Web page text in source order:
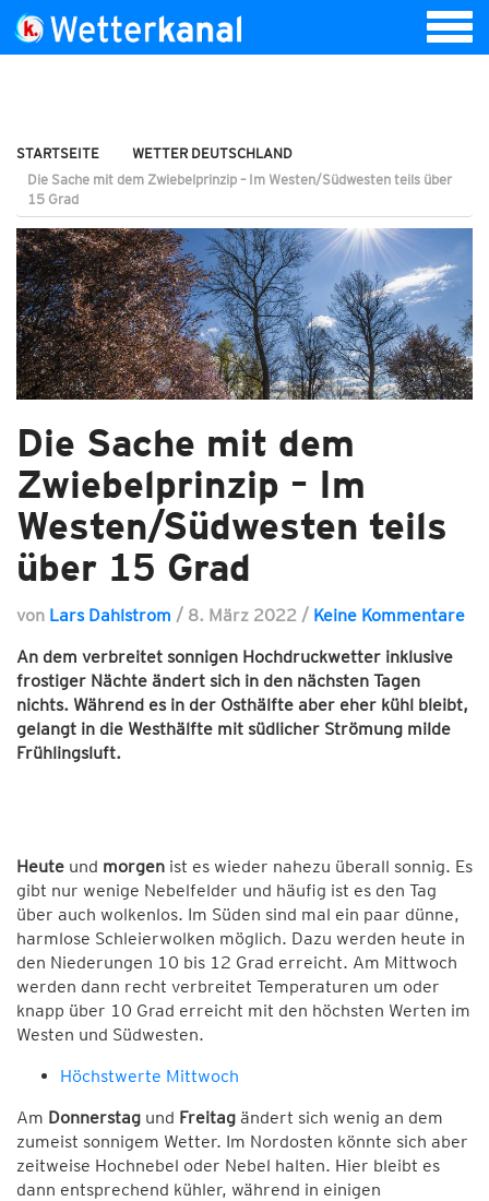
STARTSEITE
WETTER DEUTSCHLAND
Die Sache mit dem Zwiebelprinzip – Im Westen/Südwesten teils über
15 Grad
Die Sache mit dem
Zwiebelprinzip – Im
Westen/Südwesten teils
über 15 Grad
von Lars Dahlstrom / 8. März 2022 / Keine Kommentare
An dem verbreitet sonnigen Hochdruckwetter inklusive
frostiger Nächte ändert sich in den nächsten Tagen
nichts. Während es in der Osthälfte aber eher kühl bleibt,
gelangt in die Westhälfte mit südlicher Strömung milde
Frühlingsluft.
Heute und morgen ist es wieder nahezu überall sonnig. Es
gibt nur wenige Nebelfelder und häufig ist es den Tag
über auch wolkenlos. Im Süden sind mal ein paar dünne,
harmlose Schleierwolken möglich. Dazu werden heute in
den Niederungen 10 bis 12 Grad erreicht. Am Mittwoch
werden dann recht verbreitet Temperaturen um oder
knapp über 10 Grad erreicht mit den höchsten Werten im
Westen und Südwesten.
Höchstwerte Mittwoch
Am Donnerstag und Freitag ändert sich wenig an dem
zumeist sonnigem Wetter. Im Nordosten könnte sich aber
zeitweise Hochnebel oder Nebel halten. Hier bleibt es
dann entsprechend kühler, während in einigen